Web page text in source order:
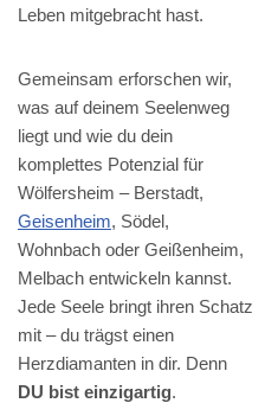
Leben mitgebracht hast.
Gemeinsam erforschen wir,
was auf deinem Seelenweg
liegt und wie du dein
komplettes Potenzial für
Wölfersheim – Berstadt,
Geisenheim, Södel,
Wohnbach oder Geißenheim,
Melbach entwickeln kannst.
Jede Seele bringt ihren Schatz
mit – du trägst einen
Herzdiamanten in dir. Denn
DU bist einzigartig.